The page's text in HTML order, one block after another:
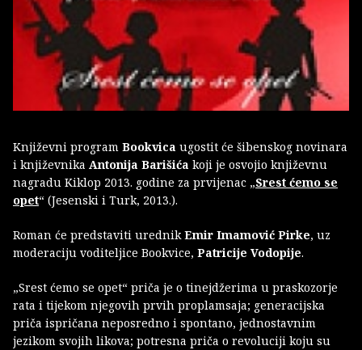
Književni program Bookvica ugostit će šibenskog novinara
i književnika Antonija Barišića koji je osvojio književnu
nagradu Kiklop 2013. godine za prvijenac „Srest ćemo se
opet“ (Jesenski i Turk, 2013.).
Roman će predstaviti urednikEmir Imamović Pirke, uz
moderaciju voditeljice Bookvice, Patricije Vodopije.
„Srest ćemo se opet“ priča je o tinejdžerima u praskozorje
rata i tijekom njegovih prvih proplamsaja; generacijska
priča ispričana neposredno i spontano, jednostavnim
jezikom svojih likova; potresna priča o revoluciji koju su